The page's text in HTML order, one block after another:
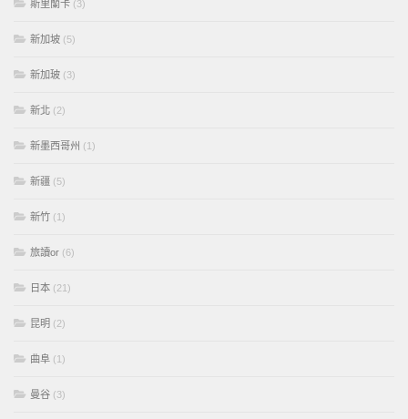
斯里蘭卡 (3)
新加坡 (5)
新加玻 (3)
新北 (2)
新墨西哥州 (1)
新疆 (5)
新竹 (1)
旅讀or (6)
日本 (21)
昆明 (2)
曲阜 (1)
曼谷 (3)